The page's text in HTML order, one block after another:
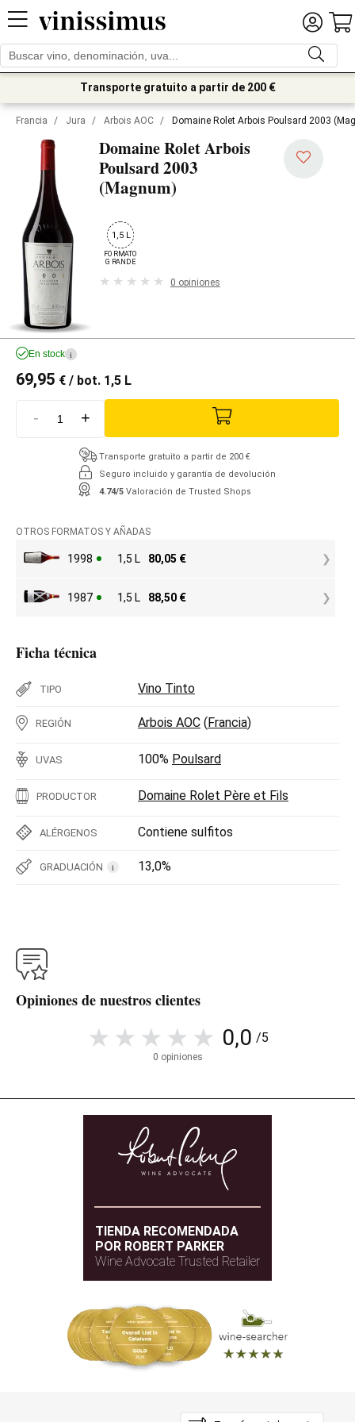
Transporte gratuito a partir de 200 €
Francia / Jura / Arbois AOC / Domaine Rolet Arbois Poulsard 2003
Domaine Rolet Arbois
Poulsard2003
(Magnum)
1,5 L
FORMATO
GRANDE
0 opiniones
En stock i
69,95 € / bot. 1,5 L
- +
Transporte gratuito a partir de 200 €
Seguro incluido y garantía de devolución
4.74/5 Valoración de Trusted Shops
OTROS FORMATOS Y AÑADAS
1998 1,5 L 80,05 €
1987 1,5 L 88,50 €
Ficha técnica
TIPO Vino Tinto
REGIÓN Arbois AOC (Francia)
UVAS 100% Poulsard
PRODUCTOR Domaine Rolet Père et Fils
ALÉRGENOS Contiene sulfitos
GRADUACIÓN i 13,0%
Opiniones de nuestros clientes
0,0 /5
0 opiniones
TIENDA RECOMENDADA
POR ROBERT PARKER
Wine Advocate Trusted Retailer